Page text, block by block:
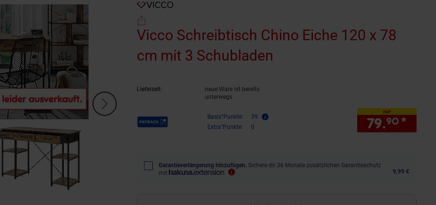
Vicco Schreibtisch Chino Eiche 120 x 78
cm mit 3 Schubladen
Lieferzeit:
neue Ware ist bereits
unterwegs
Payback Punkte Basis°Punkte:
39
Extra°Punkte:
0
nur
79.90 *
Garantieverlängerung hinzufügen. Sichere dir 36 Monate zusätzlichen Garantieschutz
mit
9,99 €